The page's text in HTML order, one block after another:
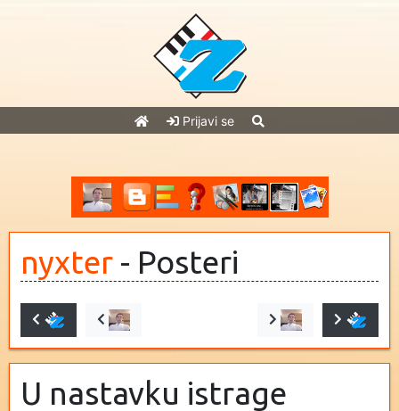
Prijavi se
nyxter - Posteri
U nastavku istrage